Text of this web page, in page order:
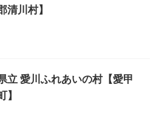
清川村】
立 愛川ふれあいの村【愛甲
】